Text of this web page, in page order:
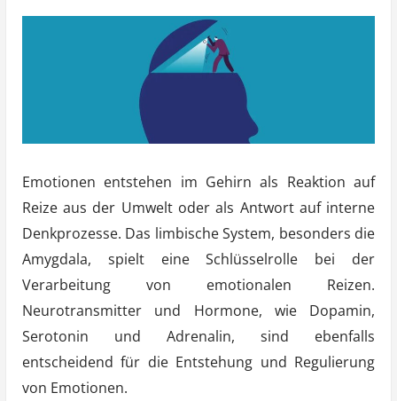
Emotionen entstehen im Gehirn als Reaktion auf
Reize aus der Umwelt oder als Antwort auf interne
Denkprozesse. Das limbische System, besonders die
Amygdala, spielt eine Schlüsselrolle bei der
Verarbeitung von emotionalen Reizen.
Neurotransmitter und Hormone, wie Dopamin,
Serotonin und Adrenalin, sind ebenfalls
entscheidend für die Entstehung und Regulierung
von Emotionen.